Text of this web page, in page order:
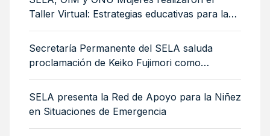
Taller Virtual: Estrategias educativas para la
integración de mujeres y niñas migrantes
Secretaría Permanente del SELA saluda
proclamación de Keiko Fujimori como
Presidenta de Perú
SELA presenta la Red de Apoyo para la Niñez
en Situaciones de Emergencia